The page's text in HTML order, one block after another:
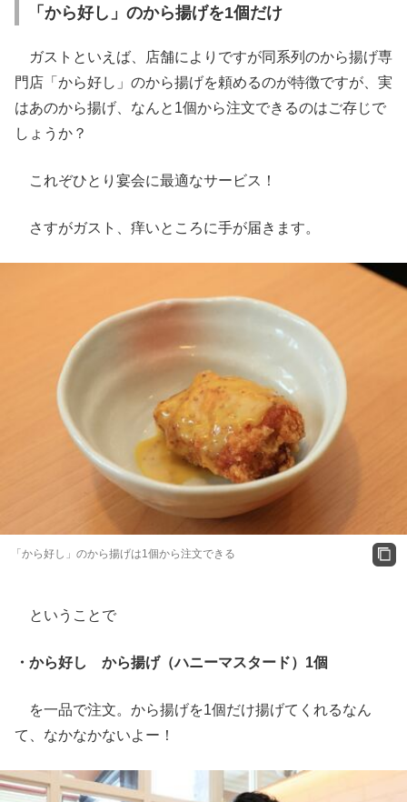
「から好し」のから揚げを1個だけ
ガストといえば、店舗によりですが同系列のから揚げ専
門店「から好し」のから揚げを頼めるのが特徴ですが、実
はあのから揚げ、なんと1個から注文できるのはご存じで
しょうか？
これぞひとり宴会に最適なサービス！
さすがガスト、痒いところに手が届きます。
「から好し」のから揚げは1個から注文できる
ということで
・から好し から揚げ（ハニーマスタード）1個
を一品で注文。から揚げを1個だけ揚げてくれるなん
て、なかなかないよー！